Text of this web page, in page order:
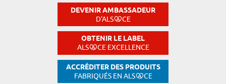
DEVENIR AMBASSADEUR
D'ALS CE
OBTENIR LE LABEL
ALS CE EXCELLENCE
ACCRÉDITER DES PRODUITS
FABRIQUÉS EN ALS CE